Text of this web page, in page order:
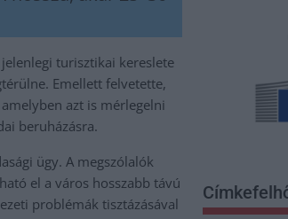
turisztikai kereslete
Emellett felvetette,
azt is mérlegelni
beruházásra.
ügy. A megszólalók
el a város hosszabb távú
problémák tisztázásával